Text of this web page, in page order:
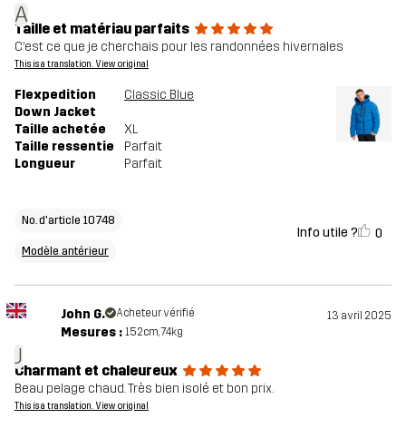
A
Taille et matériau parfaits
C’est ce que je cherchais pour les randonnées hivernales
This is a translation. View original
Flexpedition
Down Jacket
Classic Blue
Taille achetée
XL
Taille ressentie
Parfait
Longueur
Parfait
No. d'article 10748
Modèle antérieur
Info utile ? 0
J
John G. Acheteur vérifié 13 avril 2025
Mesures : 152cm, 74kg
Charmant et chaleureux
Beau pelage chaud. Très bien isolé et bon prix.
This is a translation. View original